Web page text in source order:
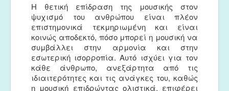
Η θετική επίδραση της μουσικής στον
ψυχισμό του ανθρώπου είναι πλέον
επιστημονικά τεκμηριωμένη και είναι
κοινώς αποδεκτό, πόσο μπορεί η μουσική να
συμβάλλει στην αρμονία και στην
εσωτερική ισορροπία. Αυτό ισχύει για τον
κάθε άνθρωπο, ανεξάρτητα από τις
ιδιαιτερότητες και τις ανάγκες του, καθώς
η μουσική επιδρώντας ολιστικά, επιφέρει